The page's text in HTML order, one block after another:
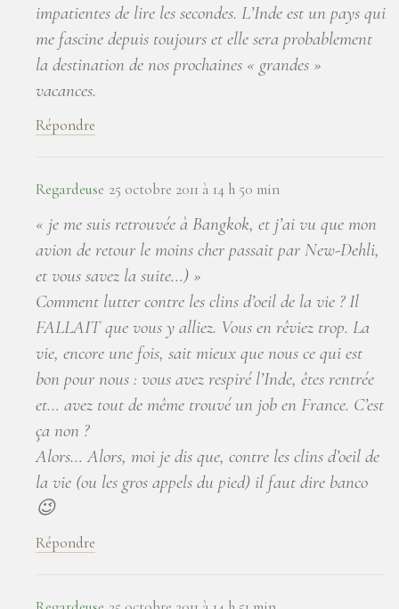
impatientes de lire les secondes. L’Inde est un pays qui
me fascine depuis toujours et elle sera probablement
la destination de nos prochaines « grandes »
vacances.
Répondre
Regardeuse 25 octobre 2011 à 14 h 50 min
« je me suis retrouvée à Bangkok, et j’ai vu que mon
avion de retour le moins cher passait par New-Dehli,
et vous savez la suite…) »
Comment lutter contre les clins d’oeil de la vie ? Il
FALLAIT que vous y alliez. Vous en rêviez trop. La
vie, encore une fois, sait mieux que nous ce qui est
bon pour nous : vous avez respiré l’Inde, êtes rentrée
et… avez tout de même trouvé un job en France. C’est
ça non ?
Alors… Alors, moi je dis que, contre les clins d’oeil de
la vie (ou les gros appels du pied) il faut dire banco
😉
Répondre